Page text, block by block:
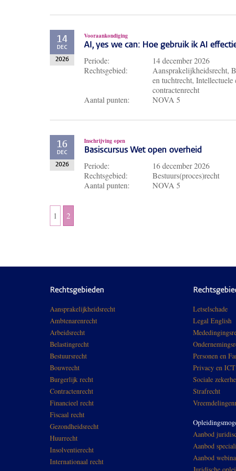
14
DEC
2026
Vooraankondiging
AI, yes we can: Hoe gebruik ik AI
Periode:
14 december 2026
Rechtsgebied:
Aansprakelijkheidsrecht,
en tuchtrecht,
contractenrecht
Aantal punten:
NOVA 5
16
DEC
2026
Inschrijving open
Basiscursus Wet open overheid
Periode:
16 december 2026
Rechtsgebied:
Bestuurs(proces)recht
Aantal punten:
NOVA 5
1 2
Rechtsgebieden
Aansprakelijkheidsrecht
Ambtenarenrecht
Arbeidsrecht
Belastingrecht
Bestuursrecht
Bouwrecht
Burgerlijk recht
Contractenrecht
Financieel recht
Fiscaal recht
Gezondheidsrecht
Huurrecht
Insolventierecht
Internationaal recht
Letselschade
Legal English
Personen en
Privacy en
Sociale
Strafrecht
Aanbod
Aanbod
Aanbod